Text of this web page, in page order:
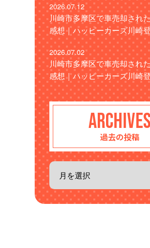
2026.07.12
川崎市多摩区で車売却され
感想｜ハッピーカーズ川崎
2026.07.02
川崎市多摩区で車売却され
感想｜ハッピーカーズ川崎
ARCHIVES
過去の投稿